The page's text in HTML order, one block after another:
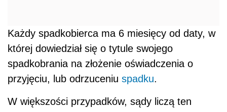
Każdy spadkobierca ma 6 miesięcy od daty, w
której dowiedział się o tytule swojego
spadkobrania na złożenie oświadczenia o
przyjęciu, lub odrzuceniu spadku.
W większości przypadków, sądy liczą ten